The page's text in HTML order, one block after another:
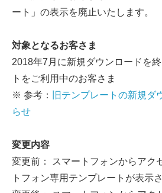
ート」の表示を廃止いたします。
対象となるお客さま
2018年7月に新規ダウンロードを
トをご利用中のお客さま
※ 参考：
旧テンプレートの新規ダ
らせ
変更内容
変更前： スマートフォンからアク
トフォン専用テンプレートが表示